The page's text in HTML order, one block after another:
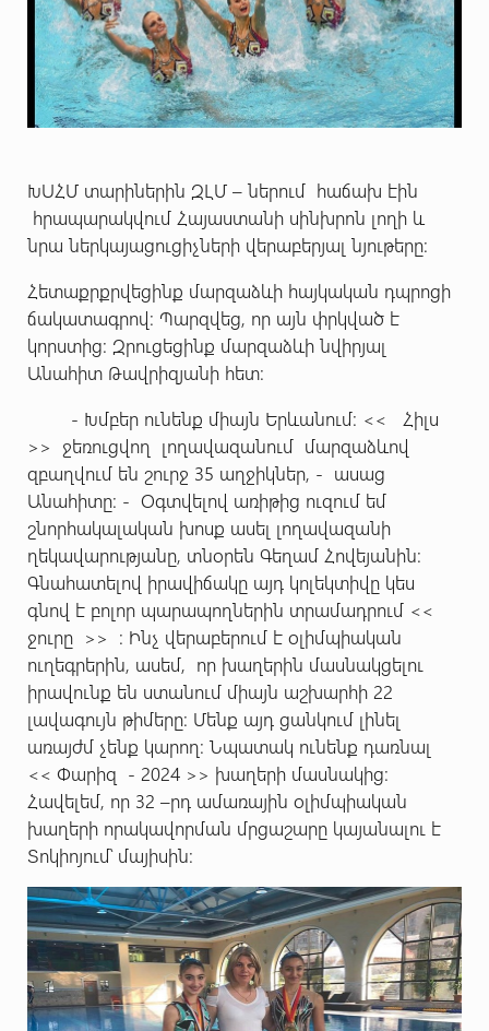
ԽՍՀՄ տարիներին ԶԼՄ – ներում հաճախ էին
հրապարակվում Հայաստանի սինխրոն լողի և
նրա ներկայացուցիչների վերաբերյալ նյութերը:
Հետաքրքրվեցինք մարզաձևի հայկական դպրոցի
ճակատագրով: Պարզվեց, որ այն փրկված է
կորստից: Զրուցեցինք մարզաձևի նվիրյալ
Անահիտ Թավրիզյանի հետ:
- Խմբեր ունենք միայն Երևանում: << Հիլս
>> ջեռուցվող լողավազանում մարզաձևով
զբաղվում են շուրջ 35 աղջիկներ, - ասաց
Անահիտը: - Օգտվելով առիթից ուզում եմ
շնորհակալական խոսք ասել լողավազանի
ղեկավարությանը, տնօրեն Գեղամ Հովեյանին:
Գնահատելով իրավիճակը այդ կոլեկտիվը կես
գնով է բոլոր պարապողներին տրամադրում <<
ջուրը >> : Ինչ վերաբերում է օլիմպիական
ուղեգրերին, ասեմ, որ խաղերին մասնակցելու
իրավունք են ստանում միայն աշխարհի 22
լավագույն թիմերը: Մենք այդ ցանկում լինել
առայժմ չենք կարող: Նպատակ ունենք դառնալ
<< Փարիզ - 2024 >> խաղերի մասնակից:
Հավելեմ, որ 32 –րդ ամառային օլիմպիական
խաղերի որակավորման մրցաշարը կայանալու է
Տոկիոյում՝ մայիսին: